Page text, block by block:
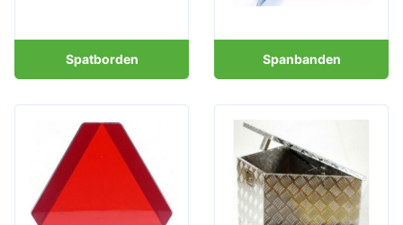
Spatborden Spanbanden